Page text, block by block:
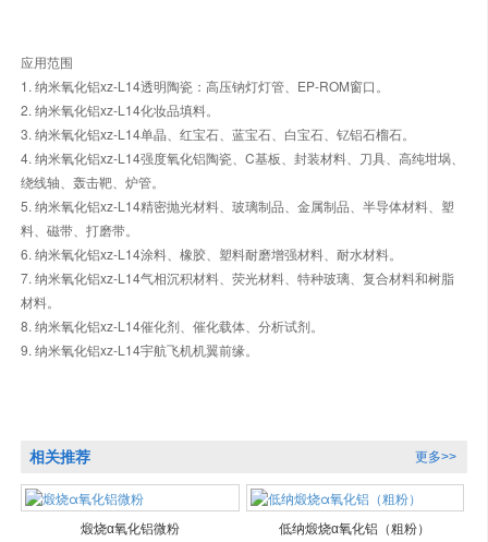
应用范围
1. 纳米氧化铝xz-L14透明陶瓷：高压钠灯灯管、EP-ROM窗口。
2. 纳米氧化铝xz-L14化妆品填料。
3. 纳米氧化铝xz-L14单晶、红宝石、蓝宝石、白宝石、钇铝石榴石。
4. 纳米氧化铝xz-L14强度氧化铝陶瓷、C基板、封装材料、刀具、高纯坩埚、
绕线轴、轰击靶、炉管。
5. 纳米氧化铝xz-L14精密抛光材料、玻璃制品、金属制品、半导体材料、塑
料、磁带、打磨带。
6. 纳米氧化铝xz-L14涂料、橡胶、塑料耐磨增强材料、耐水材料。
7. 纳米氧化铝xz-L14气相沉积材料、荧光材料、特种玻璃、复合材料和树脂
材料。
8. 纳米氧化铝xz-L14催化剂、催化载体、分析试剂。
9. 纳米氧化铝xz-L14宇航飞机机翼前缘。
更多>>
相关推荐
煅烧α氧化铝微粉 低纳煅烧α氧化铝（粗粉）